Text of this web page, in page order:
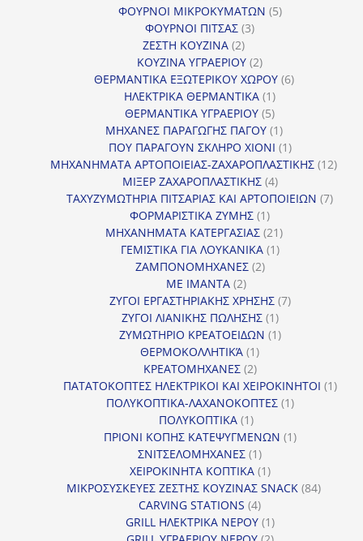
προϊόντα
ΦΟΥΡΝΟΙ ΜΙΚΡΟΚΥΜΑΤΩΝ 55
ΦΟΥΡΝΟΙ ΠΙΤΣΑΣ 33
ΖΕΣΤΗ ΚΟΥΖΙΝΑ 22
προϊόντα
ΚΟΥΖΙΝΑ ΥΓΡΑΕΡΙΟΥ 22
προϊόντα
ΘΕΡΜΑΝΤΙΚΑ ΕΞΩΤΕΡΙΚΟΥ ΧΩΡΟΥ 66
ΗΛΕΚΤΡΙΚΑ ΘΕΡΜΑΝΤΙΚΑ 11
προϊόν
ΘΕΡΜΑΝΤΙΚΑ ΥΓΡΑΕΡΙΟΥ 55
προϊόντα
ΜΗΧΑΝΕΣ ΠΑΡΑΓΩΓΗΣ ΠΑΓΟΥ 11
προϊόν
ΠΟΥ ΠΑΡΑΓΟΥΝ ΣΚΛΗΡΟ ΧΙΟΝΙ 11
προϊόν
ΜΗΧΑΝΗΜΑΤΑ ΑΡΤΟΠΟΙΕΙΑΣ-ΖΑΧΑΡΟΠΛΑΣΤΙΚΗΣ 1212
ΜΙΞΕΡ ΖΑΧΑΡΟΠΛΑΣΤΙΚΗΣ 44
προϊόντα
ΤΑΧΥΖΥΜΩΤΗΡΙΑ ΠΙΤΣΑΡΙΑΣ ΚΑΙ ΑΡΤΟΠΟΙΕΙΩΝ 77
ΦΟΡΜΑΡΙΣΤΙΚΑ ΖΥΜΗΣ 11
προϊόν
ΜΗΧΑΝΗΜΑΤΑ ΚΑΤΕΡΓΑΣΙΑΣ 2121
προϊόντα
ΓΕΜΙΣΤΙΚΑ ΓΙΑ ΛΟΥΚΑΝΙΚΑ 11
ΖΑΜΠΟΝΟΜΗΧΑΝΕΣ 22
ΜΕ ΙΜΑΝΤΑ 22
προϊόντα
ΖΥΓΟΙ ΕΡΓΑΣΤΗΡΙΑΚΗΣ ΧΡΗΣΗΣ 77
ΖΥΓΟΙ ΛΙΑΝΙΚΗΣ ΠΩΛΗΣΗΣ 11
προϊόν
ΖΥΜΩΤΗΡΙΟ ΚΡΕΑΤΟΕΙΔΩΝ 11
ΘΕΡΜΟΚΟΛΛΗΤΙΚΆ 11
προϊόν
ΚΡΕΑΤΟΜΗΧΑΝΕΣ 22
προϊόντα
ΠΑΤΑΤΟΚΟΠΤΕΣ ΗΛΕΚΤΡΙΚΟΙ ΚΑΙ ΧΕΙΡΟΚΙΝΗΤΟΙ 11
ΠΟΛΥΚΟΠΤΙΚΑ-ΛΑΧΑΝΟΚΟΠΤΕΣ 11
ΠΟΛΥΚΟΠΤΙΚΑ 11
προϊόν
ΠΡΙΟΝΙ ΚΟΠΗΣ ΚΑΤΕΨΥΓΜΕΝΩΝ 11
ΣΝΙΤΣΕΛΟΜΗΧΑΝΕΣ 11
προϊόν
ΧΕΙΡΟΚΙΝΗΤΑ ΚΟΠΤΙΚΑ 11
προϊόν
ΜΙΚΡΟΣΥΣΚΕΥΕΣ ΖΕΣΤΗΣ ΚΟΥΖΙΝΑΣ SNACK 8484
CARVING STATIONS 44
προϊόντα
GRILL ΗΛΕΚΤΡΙΚΑ ΝΕΡΟΥ 11